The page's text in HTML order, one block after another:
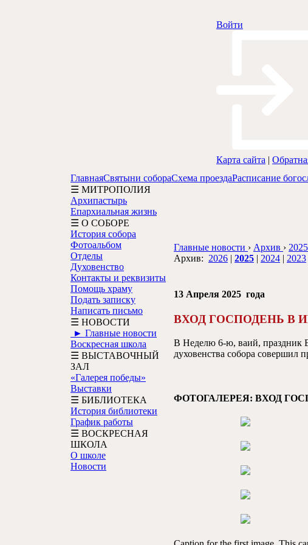
Войти
Карта сайта |
ГлавнаяСвятыни собораСхема проездаРасписание
☰ МИТРОПОЛИЯ
Архипастырь
Епархиальная жизнь
☰ О СОБОРЕ
История собора
Фотоальбом
Отделы
Духовенство
Контакты и реквизиты
Помощь храму
Подать записку
Написать письмо
☰ НОВОСТИ
► Главные новости
Воскресная школа
☰ ВЫСТАВОЧНЫЙ
ЗАЛ
«Галерея победы»
Выставки
☰ БИБЛИОТЕКА
История библиотеки
График работы
☰ ВОСКРЕСНАЯ
ШКОЛА
О школе
Новости
Главные новости › Архив ›
Архив: 2026 | 2025 | 2024 | 2023
13 Апреля 2025 года
ВХОД ГОСПОДЕНЬ В
В Неделю 6-ю, ваий, праздник
духовенства собора
ФОТОГАЛЕРЕЯ: ВХОД